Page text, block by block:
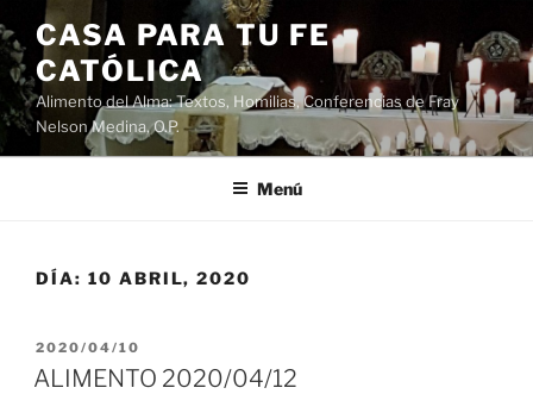
Saltar
al
contenido
CASA PARA TU FE
CATÓLICA
Alimento del Alma: Textos, Homilias, Conferencias de Fray
Nelson Medina, O.P.
Menú
DÍA: 10 ABRIL, 2020
PUBLICADO
EL
2020/04/10
ALIMENTO 2020/04/12